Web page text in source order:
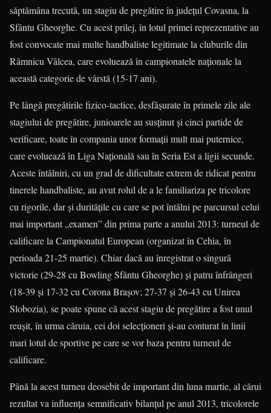
săptămâna trecută, un stagiu de pregătire în judeţul Covasna, la
Sfântu Gheorghe. Cu acest prilej, în lotul primei reprezentative au
fost convocate mai multe handbaliste legitimate la cluburile din
Râmnicu Vâlcea, care evoluează în campionatele naţionale la
această categorie de vârstă (15-17 ani).
Pe lângă pregătirile fizico-tactice, desfăşurate în primele zile ale
stagiului de pregătire, junioarele au susţinut şi cinci partide de
verificare, toate în compania unor formaţii mult mai puternice,
care evoluează în Liga Naţională sau în Seria Est a ligii secunde.
Aceste întâlniri, cu un grad de dificultate extrem de ridicat pentru
tinerele handbaliste, au avut rolul de a le familiariza pe tricolore
cu rigorile, dar şi durităţile cu care se pot întâlni pe parcursul celui
mai important „examen” din prima parte a anului 2013: turneul de
calificare la Campionatul European (organizat în Cehia, în
perioada 21-25 martie). Chiar dacă au înregistrat o singură
victorie (29-28 cu Bowling Sfântu Gheorghe) şi patru înfrângeri
(18-39 şi 17-32 cu Corona Braşov; 27-37 şi 26-43 cu Unirea
Slobozia), se poate spune că acest stagiu de pregătire a fost unul
reuşit, în urma căruia, cei doi selecţioneri şi-au conturat în linii
mari lotul de sportive pe care se vor baza pentru turneul de
calificare.
Până la acest turneu deosebit de important din luna martie, al cărui
rezultat va influenţa semnificativ bilanţul pe anul 2013, tricolorele